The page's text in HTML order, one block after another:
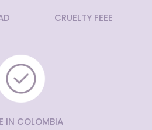
CRUELTY FEEE
IN COLOMBIA